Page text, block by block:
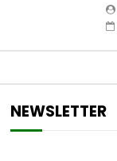
NEWSLETTER